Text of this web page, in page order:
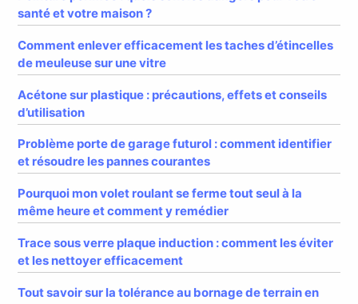
santé et votre maison ?
Comment enlever efficacement les taches d’étincelles
de meuleuse sur une vitre
Acétone sur plastique : précautions, effets et conseils
d’utilisation
Problème porte de garage futurol : comment identifier
et résoudre les pannes courantes
Pourquoi mon volet roulant se ferme tout seul à la
même heure et comment y remédier
Trace sous verre plaque induction : comment les éviter
et les nettoyer efficacement
Tout savoir sur la tolérance au bornage de terrain en